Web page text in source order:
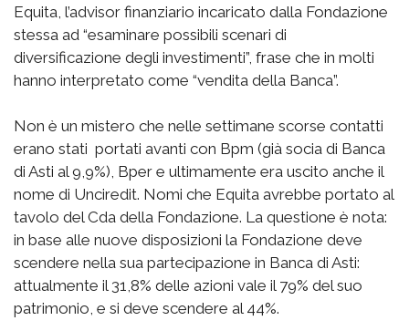
Equita, l’advisor finanziario incaricato dalla Fondazione
stessa ad “esaminare possibili scenari di
diversificazione degli investimenti”, frase che in molti
hanno interpretato come “vendita della Banca”.
Non è un mistero che nelle settimane scorse contatti
erano stati portati avanti con Bpm (già socia di Banca
di Asti al 9,9%), Bper e ultimamente era uscito anche il
nome di Unciredit. Nomi che Equita avrebbe portato al
tavolo del Cda della Fondazione. La questione è nota:
in base alle nuove disposizioni la Fondazione deve
scendere nella sua partecipazione in Banca di Asti:
attualmente il 31,8% delle azioni vale il 79% del suo
patrimonio, e si deve scendere al 44%.